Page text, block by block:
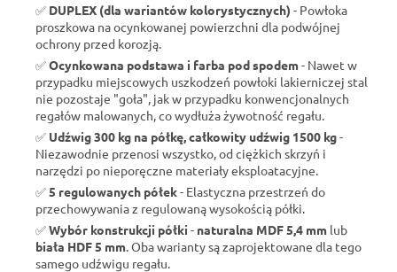
✅ DUPLEX (dla wariantów kolorystycznych) - Powłoka
proszkowa na ocynkowanej powierzchni dla podwójnej
ochrony przed korozją.
✅Ocynkowana podstawa i farba pod spodem- Nawet w
przypadku miejscowych uszkodzeń powłoki lakierniczej stal
nie pozostaje "goła", jak w przypadku konwencjonalnych
regałów malowanych, co wydłuża żywotność regału.
✅ Udźwig 300 kg na półkę, całkowity udźwig 1500 kg-
Niezawodnie przenosi wszystko, od ciężkich skrzyń i
narzędzi po nieporęczne materiały eksploatacyjne.
✅ 5 regulowanych półek- Elastyczna przestrzeń do
przechowywania z regulowaną wysokością półki.
✅Wybór konstrukcji półki - naturalna MDF 5,4 mm lub
biała HDF 5 mm . Oba warianty są zaprojektowane dla tego
samego udźwigu regału.